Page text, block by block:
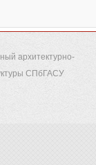
архитектурно-
СПбГАСУ